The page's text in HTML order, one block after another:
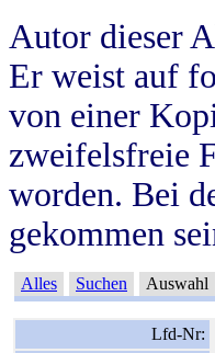
Autor dieser
Er weist auf
von einer
zweifelsfreie
worden. Bei
gekommen
Alles Suchen Auswahl
Lfd-Nr: